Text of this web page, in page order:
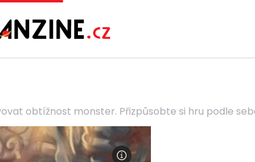
obtížnost monster. Přizpůsobte si hru podle